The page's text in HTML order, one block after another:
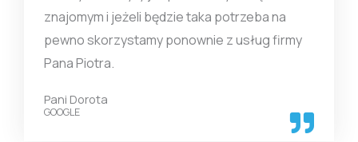
znajomym i jeżeli będzie taka potrzeba na
pewno skorzystamy ponownie z usług firmy
Pana Piotra.
Pani Dorota
GOOGLE